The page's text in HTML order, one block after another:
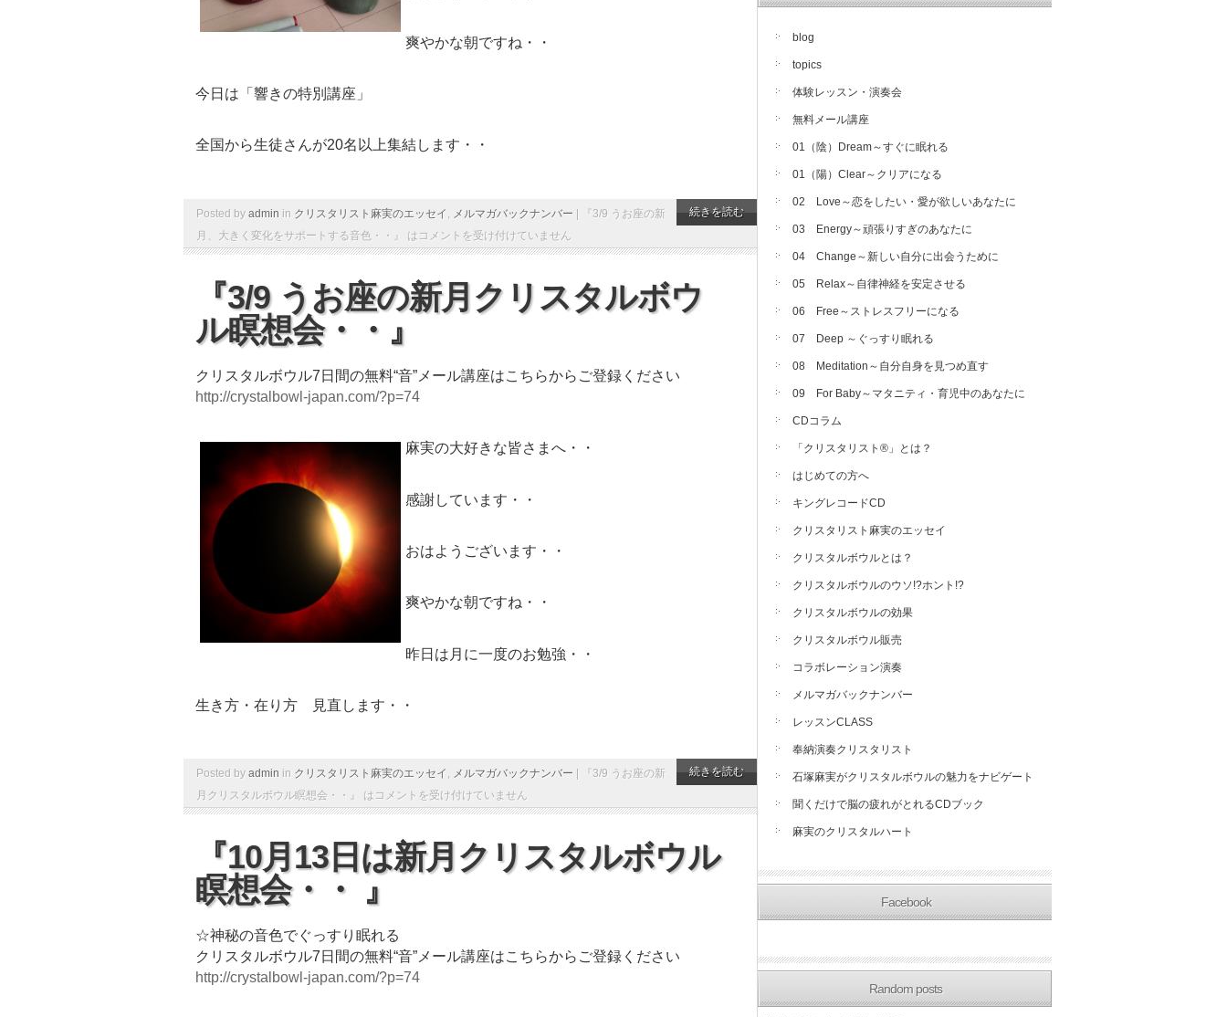
爽やかな朝ですね・・
今日は「響きの特別講座」
全国から生徒さんが20名以上集結します・・
Posted by admin in クリスタリスト麻実のエッセイ メルマガバックナンバー |
『3/9 うお座の新
月、大きく変化をサポートする音色・・』 は コメントを受け付けていません
続きを読む
『3/9 うお座の新月クリスタルボウ
ル瞑想会・・』
クリスタルボウル7日間の無料“音”メール講座はこちらからご登録ください
http://crystalbowl-japan.com/?p=74
麻実の大好きな皆さまへ・・
感謝しています・・
おはようございます・・
爽やかな朝ですね・・
昨日は月に一度のお勉強・・
生き方・在り方 見直します・・
Posted by admin in クリスタリスト麻実のエッセイ , メルマガバックナンバー
『3/9 うお座の新
月クリスタルボウル瞑想会・・』 は コメントを受け付けていません
続きを読む
『10月13日は新月クリスタルボウル
瞑想会・・ 』
☆神秘の音色でぐっすり眠れる
クリスタルボウル7日間の無料“音”メール講座はこちらからご登録ください
http://crystalbowl-japan.com/?p=74
blog
topics
体験レッスン・演奏会
無料メール講座
01（陰）Dream～すぐに眠れる
01（陽）Clear～クリアになる
02 Love～恋をしたい・愛が欲しいあなたに
03 Energy～頑張りすぎのあなたに
04 Change～新しい自分に出会うために
05 Relax～自律神経を安定させる
06 Free～ストレスフリーになる
07 Deep ～ぐっすり眠れる
08 Meditation～自分自身を見つめ直す
09 For Baby～マタニティ・育児中のあなたに
CDコラム
「クリスタリスト®」とは？
はじめての方へ
キングレコードCD
クリスタリスト麻実のエッセイ
クリスタルボウルとは？
クリスタルボウルのウソ!?ホント!?
クリスタルボウルの効果
クリスタルボウル販売
コラボレーション演奏
メルマガバックナンバー
レッスンCLASS
奉納演奏クリスタリスト
石塚麻実がクリスタルボウルの魅力をナビゲート
聞くだけで脳の疲れがとれるCDブック
麻実のクリスタルハート
Facebook
Random posts